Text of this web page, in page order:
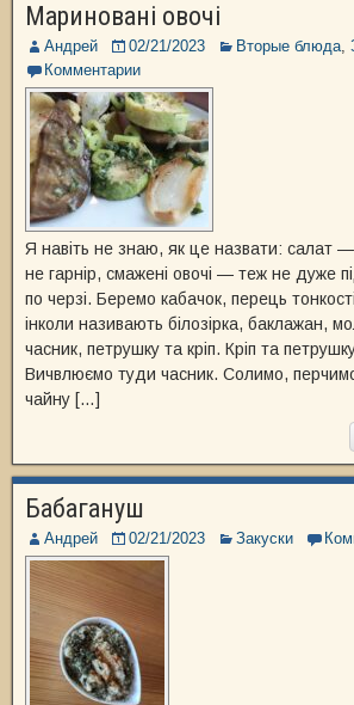
Мариновані овочі
Андрей 02/21/2023 Вторые блюда,
Комментарии
Я навіть не знаю, як це назвати: салат
не гарнір, смажені овочі — теж не дуже
по черзі. Беремо кабачок, перець
інколи називають білозірка, баклажан,
часник, петрушку та кріп. Кріп та
Вичвлюємо туди часник. Солимо,
чайну […]
Бабагануш
Андрей 02/21/2023 Закуски